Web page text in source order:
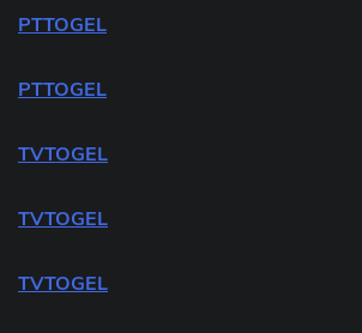
PTTOGEL
PTTOGEL
TVTOGEL
TVTOGEL
TVTOGEL